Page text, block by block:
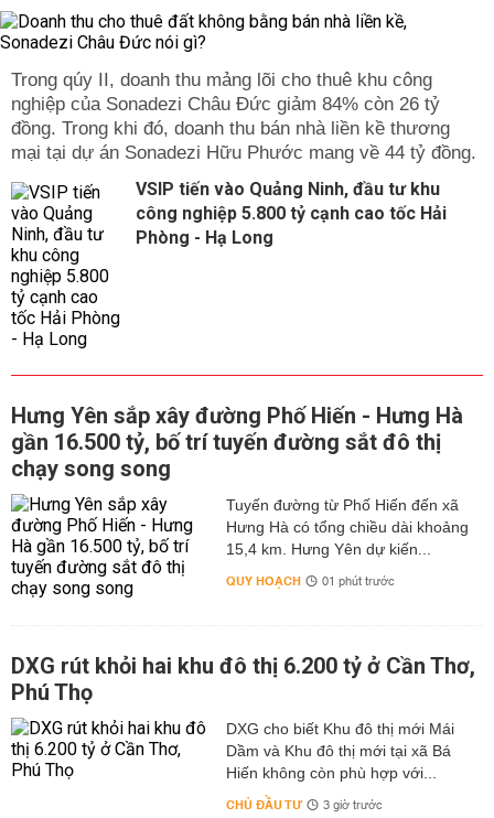
Trong qúy II, doanh thu mảng lõi cho thuê khu công
nghiệp của Sonadezi Châu Đức giảm 84% còn 26 tỷ
đồng. Trong khi đó, doanh thu bán nhà liền kề thương
mại tại dự án Sonadezi Hữu Phước mang về 44 tỷ đồng.
VSIP tiến vào Quảng Ninh, đầu tư khu
công nghiệp 5.800 tỷ cạnh cao tốc Hải
Phòng - Hạ Long
Hưng Yên sắp xây đường Phố Hiến - Hưng Hà
gần 16.500 tỷ, bố trí tuyến đường sắt đô thị
chạy song song
Tuyến đường từ Phố Hiến đến xã
Hưng Hà có tổng chiều dài khoảng
15,4 km. Hưng Yên dự kiến...
QUY HOẠCH 01 phút trước
DXG rút khỏi hai khu đô thị 6.200 tỷ ở Cần Thơ,
Phú Thọ
DXG cho biết Khu đô thị mới Mái
Dầm và Khu đô thị mới tại xã Bá
Hiến không còn phù hợp với...
CHỦ ĐẦU TƯ 3 giờ trước